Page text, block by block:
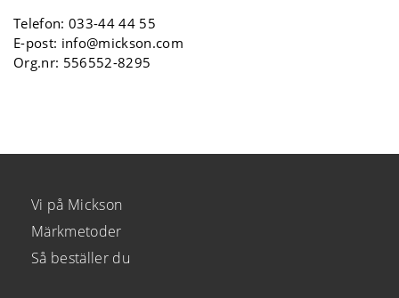
Telefon:033-44 44 55
E-post: info@mickson.com
Org.nr: 556552-8295
Vi på Mickson
Märkmetoder
Så beställer du